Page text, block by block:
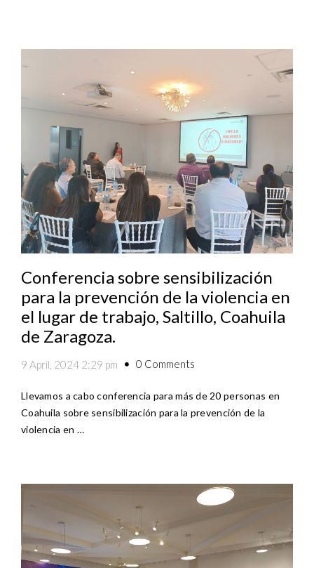
Conferencia sobre sensibilización
para la prevención de la violencia en
el lugar de trabajo, Saltillo, Coahuila
de Zaragoza.
9 April, 2024 2:29 pm 0 Comments
Llevamos a cabo conferencia para más de 20 personas en
Coahuila sobre sensibilización para la prevención de la
violencia en …